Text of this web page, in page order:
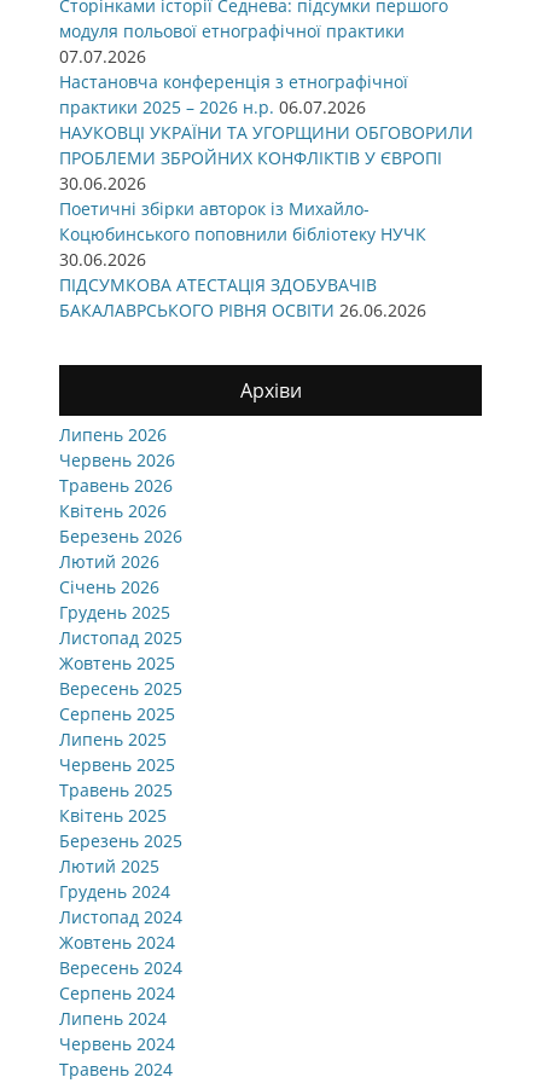
Сторінками історії Седнева: підсумки першого
модуля польової етнографічної практики
07.07.2026
Настановча конференція з етнографічної
практики 2025 – 2026 н.р. 06.07.2026
НАУКОВЦІ УКРАЇНИ ТА УГОРЩИНИ ОБГОВОРИЛИ
ПРОБЛЕМИ ЗБРОЙНИХ КОНФЛІКТІВ У ЄВРОПІ
30.06.2026
Поетичні збірки авторок із Михайло-
Коцюбинського поповнили бібліотеку НУЧК
30.06.2026
ПІДСУМКОВА АТЕСТАЦІЯ ЗДОБУВАЧІВ
БАКАЛАВРСЬКОГО РІВНЯ ОСВІТИ 26.06.2026
Архіви
Липень 2026
Червень 2026
Травень 2026
Квітень 2026
Березень 2026
Лютий 2026
Січень 2026
Грудень 2025
Листопад 2025
Жовтень 2025
Вересень 2025
Серпень 2025
Липень 2025
Червень 2025
Травень 2025
Квітень 2025
Березень 2025
Лютий 2025
Грудень 2024
Листопад 2024
Жовтень 2024
Вересень 2024
Серпень 2024
Липень 2024
Червень 2024
Травень 2024